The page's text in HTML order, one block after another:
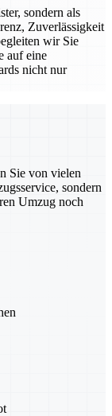
sondern als
Zuverlässigkeit
wir Sie
auf eine
nicht nur
Sie von vielen
sondern
Umzug noch